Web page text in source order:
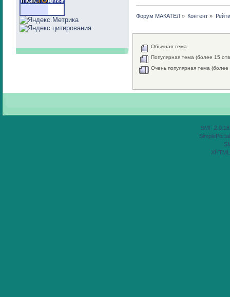
Форум МАКАТЕЛ» Контент »
Обычная тема
Популярная тема (более 15
Очень популярная тема (более
SMF 2.0.18
XHTML